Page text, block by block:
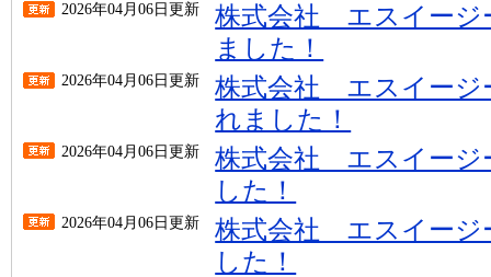
2026年04月06日更新
株式会社 エスイージ
ました！
2026年04月06日更新
株式会社 エスイージ
れました！
2026年04月06日更新
株式会社 エスイージ
した！
2026年04月06日更新
株式会社 エスイージ
した！